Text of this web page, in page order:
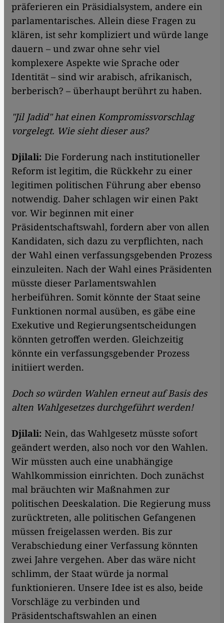
präferieren ein Präsidialsystem, andere ein
parlamentarisches. Allein diese Fragen zu
klären, ist sehr kompliziert und würde lange
dauern – und zwar ohne sehr viel
komplexere Aspekte wie Sprache oder
Identität – sind wir arabisch, afrikanisch,
berberisch? – überhaupt berührt zu haben.
"Jil Jadid" hat einen Kompromissvorschlag
vorgelegt. Wie sieht dieser aus?
Djilali: Die Forderung nach institutioneller
Reform ist legitim, die Rückkehr zu einer
legitimen politischen Führung aber ebenso
notwendig. Daher schlagen wir einen Pakt
vor. Wir beginnen mit einer
Präsidentschaftswahl, fordern aber von allen
Kandidaten, sich dazu zu verpflichten, nach
der Wahl einen verfassungsgebenden Prozess
einzuleiten. Nach der Wahl eines Präsidenten
müsste dieser Parlamentswahlen
herbeiführen. Somit könnte der Staat seine
Funktionen normal ausüben, es gäbe eine
Exekutive und Regierungsentscheidungen
könnten getroffen werden. Gleichzeitig
könnte ein verfassungsgebender Prozess
initiiert werden.
Doch so würden Wahlen erneut auf Basis des
alten Wahlgesetzes durchgeführt werden!
Djilali: Nein, das Wahlgesetz müsste sofort
geändert werden, also noch vor den Wahlen.
Wir müssten auch eine unabhängige
Wahlkommission einrichten. Doch zunächst
mal bräuchten wir Maßnahmen zur
politischen Deeskalation. Die Regierung muss
zurücktreten, alle politischen Gefangenen
müssen freigelassen werden. Bis zur
Verabschiedung einer Verfassung könnten
zwei Jahre vergehen. Aber das wäre nicht
schlimm, der Staat würde ja normal
funktionieren. Unsere Idee ist es also, beide
Vorschläge zu verbinden und
Präsidentschaftswahlen an einen